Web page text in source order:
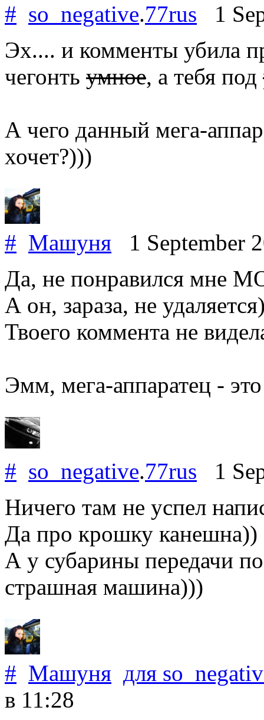
# so_negative.77rus 1
Эх.... и комменты убила
чегонть умное, а тебя под
А чего данный мега-
хочет?)))
# Машуня 1 September
Да, не понравился мне
А он, зараза, не
Твоего коммента не
Эмм, мега-аппаратец -
# so_negative.77rus 1
Ничего там не успел
Да про крошку канешна))
А у субарины передачи
страшная машина)))
# Машуня для
в 11:28